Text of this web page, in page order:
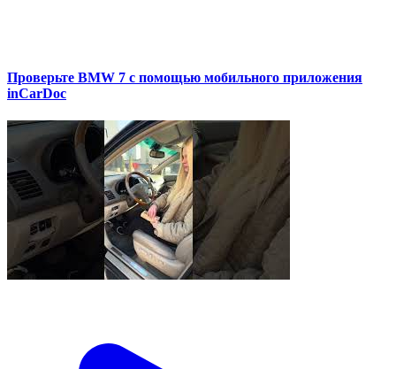
Проверьте BMW 7 с помощью мобильного приложения
inCarDoc